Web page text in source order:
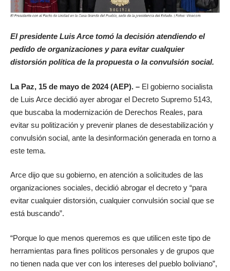
El presidente Luis Arce tomó la decisión atendiendo el
pedido de organizaciones y para evitar cualquier
distorsión política de la propuesta o la convulsión social.
La Paz, 15 de mayo de 2024 (AEP). – El gobierno socialista
de Luis Arce decidió ayer abrogar el Decreto Supremo 5143,
que buscaba la modernización de Derechos Reales, para
evitar su politización y prevenir planes de desestabilización y
convulsión social, ante la desinformación generada en torno a
este tema.
Arce dijo que su gobierno, en atención a solicitudes de las
organizaciones sociales, decidió abrogar el decreto y “para
evitar cualquier distorsión, cualquier convulsión social que se
está buscando”.
“Porque lo que menos queremos es que utilicen este tipo de
herramientas para fines políticos personales y de grupos que
no tienen nada que ver con los intereses del pueblo boliviano”,